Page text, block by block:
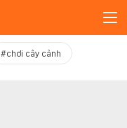
#chơi cây cảnh